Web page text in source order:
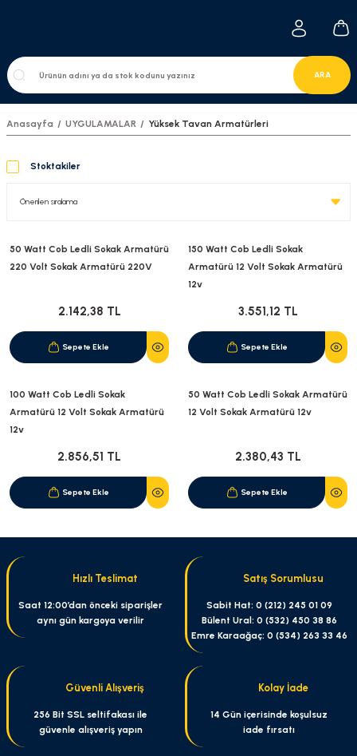
ARA
Anasayfa UYGULAMALAR Yüksek Tavan Armatürleri
Stoktakiler
50 Watt Cob Ledli Sokak Armatürü
220 Volt Sokak Armatürü 220V
2.142,38 TL
Sepete Ekle
150 Watt Cob Ledli Sokak
Armatürü 12 Volt Sokak Armatürü
12v
3.551,12 TL
Sepete Ekle
100 Watt Cob Ledli Sokak
Armatürü 12 Volt Sokak Armatürü
12v
2.856,51 TL
Sepete Ekle
50 Watt Cob Ledli Sokak Armatürü
12 Volt Sokak Armatürü 12v
2.380,43 TL
Sepete Ekle
Hızlı Teslimat
Saat 12:00’dan önceki siparişler
aynı gün kargoya verilir
Satış Sorumlusu
Sabit Hat: 0 (212) 245 01 09
Bülent Ural: 0 (532) 450 38 86
Emre Karaağaç: 0 (534) 263 33 46
Güvenli Alışveriş
256 Bit SSL seltifakası ile
güvenle alışveriş yapın
Kolay İade
14 Gün içerisinde koşulsuz
iade fırsatı